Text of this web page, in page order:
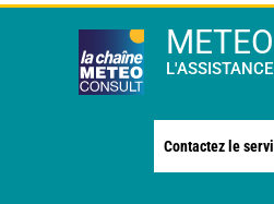
METEO
L'ASSISTANCE
Contactez le